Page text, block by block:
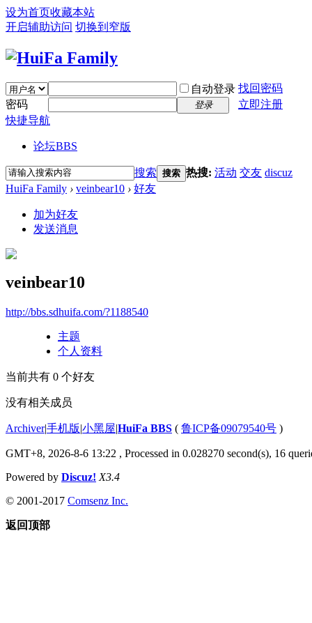
设为首页收藏本站
开启辅助访问 切换到窄版
自动登录 找回密码
密码
登录
立即注册
快捷导航
论坛BBS
搜索 搜索 热搜: 活动 交友 discuz
HuiFa Family › veinbear10 › 好友
加为好友
发送消息
veinbear10
http://bbs.sdhuifa.com/?1188540
主题
个人资料
当前共有 0 个好友
没有相关成员
Archiver|手机版|小黑屋|HuiFa BBS ( 鲁ICP备09079540号 )
GMT+8, 2026-8-6 13:22 , Processed in 0.028270 second(s), 16
Powered by Discuz! X3.4
© 2001-2017 Comsenz Inc.
返回顶部